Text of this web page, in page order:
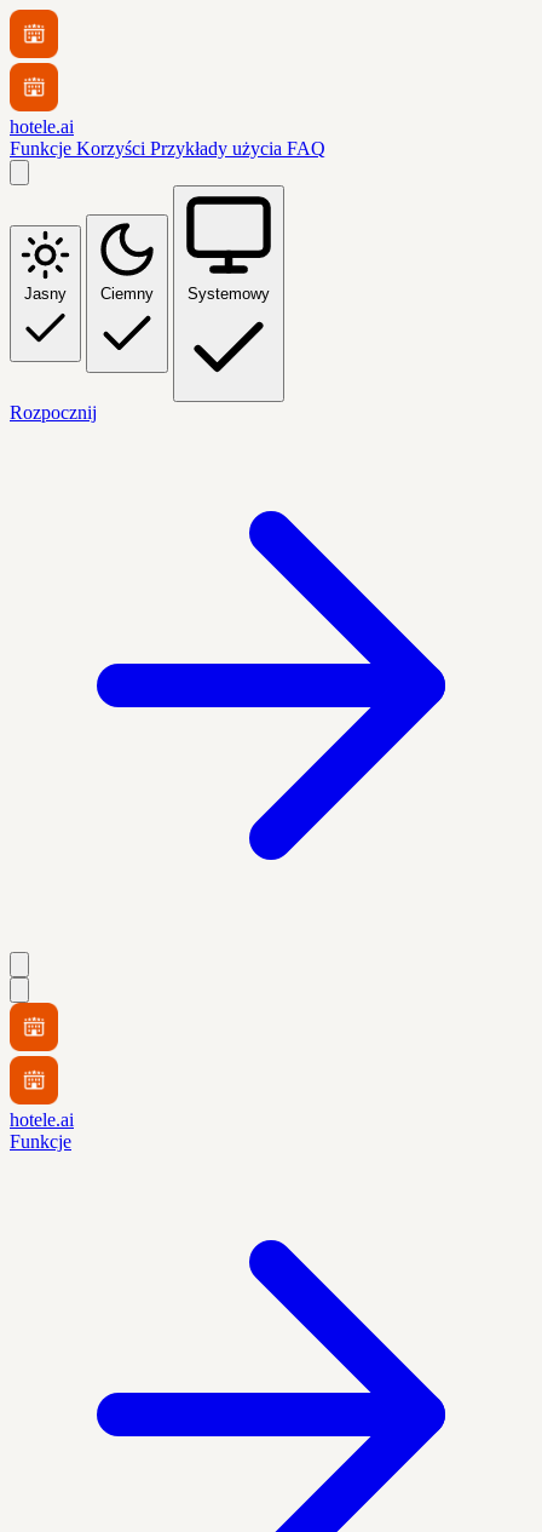
hotele.ai
Funkcje Korzyści Przykłady użycia FAQ
Jasny Ciemny Systemowy
Rozpocznij
hotele.ai
Funkcje